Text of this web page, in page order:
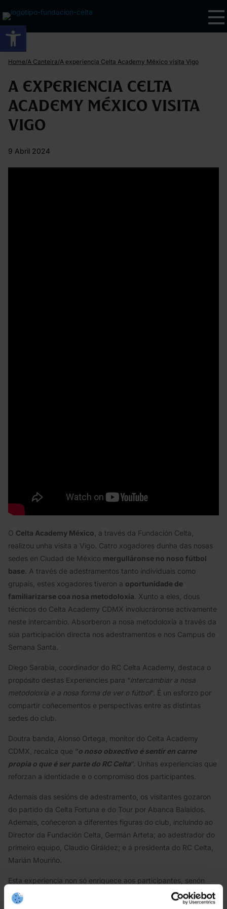
Abrir barra de ferramentas
Home/A Canteira/A experiencia Celta Academy México visita Vigo
A experiencia Celta
Academy México visita
Vigo
9 Abril 2024
O Celta Academy México , a través da Fundación Celta,
realizou unha visita a Vigo. Catro xogadores dunha das nosas
sedes en Ciudad de México mergulláronse no noso fútbol
base . A través de adestramentos tanto individuais como
grupais, estes xogadores tiveron a oportunidade de
familiarizarse coa nosa metodoloxía . Xunto a eles, dous
técnicos do Celta Academy CDMX involucráronse activamente
neste intercambio. Absorberon a nosa metodoloxía a través da
súa participación directa nos adestramentos e nos Campus de
Semana Santa.
Diego Sarabia, coordinador do RC Celta Academy, destaca o
propósito destas Experiencies para “intercambiar a nosa
metodoloxía e a nosa forma de ver o fútbol“. É un esforzo por
compartir coñecementos e perspectivas entre as distintas
sedes do club.
Doutra banda, Alonso Ortega, monitor do Celta Academy
CDMX, recalca que “o noso obxectivo é sentir en carne
propia o que é ser parte do RC Celta“. Unhas experiencias que
reforzan a identidade e o compromiso dos participantes.
Ademais das sesións de adestramento, os visitantes gozaron
do partido da Celta Fortuna e do Tour por Abanca Balaídos.
Ademais, coñeceron a diferentes figuras do club, incluíndo ao
Director da Fundación Celta, Germán Arteta; ao adestrador do
primeiro equipo, Claudio Giráldez; e á presidenta do RC Celta,
Marián Mouriño.
Esta experiencia non só enriquece aos participantes, senón
que tamén fortalece os lazos entre as distintas sedes do club e
promove
un intercambio enriquecedor de coñecementos e